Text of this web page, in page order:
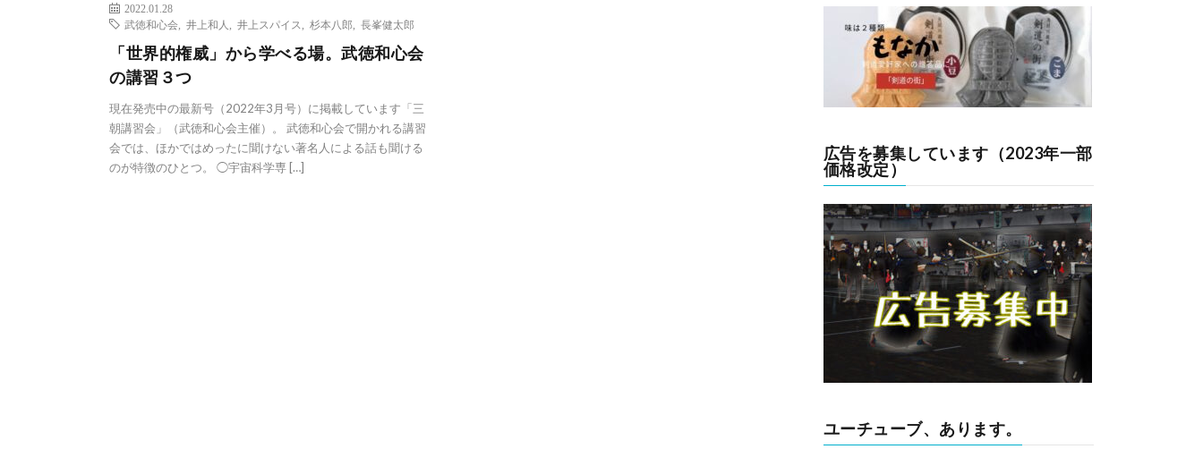
2022.01.28
武徳和心会
井上和人 井上スパイス 杉本八郎 長峯健太郎
「世界的権威」から学べる場。武徳和心会
の講習３つ
現在発売中の最新号（2022年3月号）に掲載しています「三
朝講習会」（武徳和心会主催）。 武徳和心会で開かれる講習
会では、ほかではめったに聞けない著名人による話も聞ける
のが特徴のひとつ。 ◯宇宙科学専 […]
広告を募集しています（2023年一部
価格改定）
ユーチューブ、あります。